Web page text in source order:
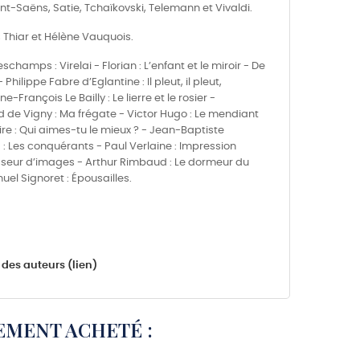
Saëns, Satie, Tchaïkovski, Telemann et Vivaldi.
et Hélène Vauquois.
: Virelai - Florian : L’enfant et le miroir - De
Fabre d’Eglantine : Il pleut, il pleut,
François Le Bailly : Le lierre et le rosier -
de Vigny : Ma frégate - Victor Hugo : Le mendiant
: Qui aimes-tu le mieux ? - Jean-Baptiste
Les conquérants - Paul Verlaine : Impression
d’images - Arthur Rimbaud : Le dormeur du
Signoret : Épousailles.
auteurs (lien)
ACHETÉ :